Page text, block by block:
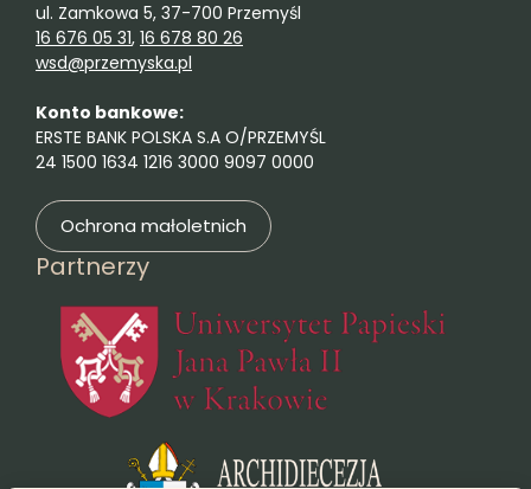
ul. Zamkowa 5, 37-700 Przemyśl
16 676 05 31, 16 678 80 26
wsd@przemyska.pl
Konto bankowe:
ERSTE BANK POLSKA S.A O/PRZEMYŚL
24 1500 1634 1216 3000 9097 0000
Ochrona małoletnich
Partnerzy